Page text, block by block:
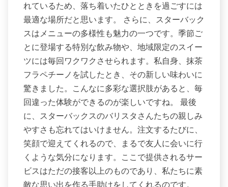
れているため、落ち着いたひとときを過ごすには
最適な場所だと思います。 さらに、スターバック
スはメニューの多様性も魅力の一つです。季節ご
とに登場する特別な飲み物や、地域限定のスイー
ツには毎回ワクワクさせられます。私自身、抹茶
フラペチーノを試したとき、その新しい味わいに
驚きました。こんなに多彩な選択肢があると、毎
回違った体験ができるのが楽しいですね。 最後
に、スターバックスのバリスタさんたちの親しみ
やすさも忘れてはいけません。注文するたびに、
笑顔で迎えてくれるので、まるで友人に会いに行
くような気分になります。ここで提供されるサー
ビスはただの接客以上のものであり、私たちに素
敵な思い出を作る手助けをしてくれるのです。